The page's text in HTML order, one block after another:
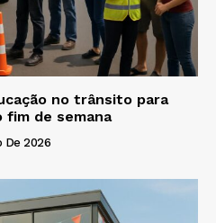
no trânsito para
fim de semana
De 2026